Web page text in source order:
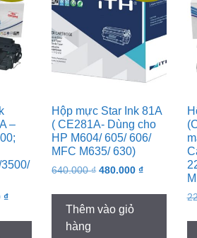
–
₫Current
Hộp mực Star Ink 81A
( CE281A- Dùng cho
HP M604/ 605/ 606/
MFC M635/ 630)
640.000₫ Original
640.000 ₫.
480.000₫Current
Thêm vào giỏ
hàng